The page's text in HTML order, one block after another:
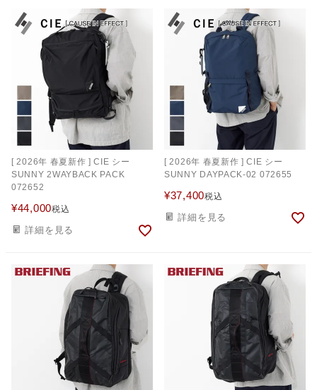
[ 2026年 春夏新作 ] CIE シー
SUNNY 2WAYBACK PACK
072652
¥44,000税込
詳細を見る
[ 2026年 春夏新作 ] CIE シー
SUNNY DAYPACK-02 072655
¥37,400税込
詳細を見る